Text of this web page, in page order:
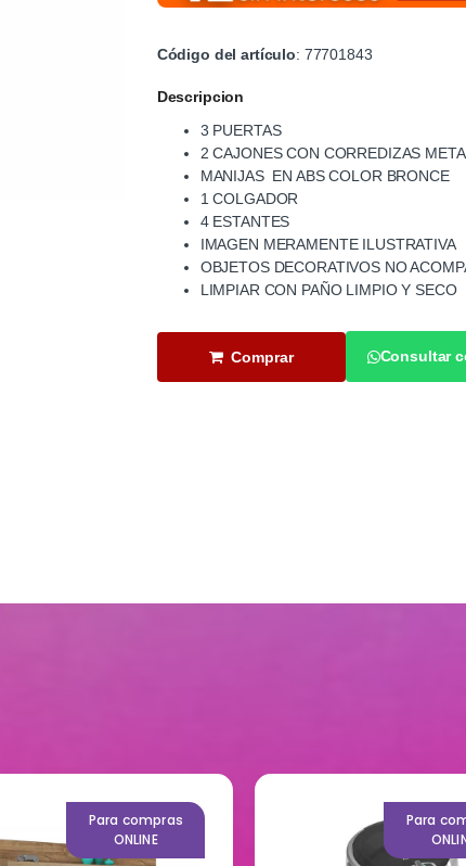
Código del artículo: 77701843
Descripcion
3 PUERTAS
2 CAJONES CON CORREDIZAS
MANIJAS EN ABS COLOR BRONCE
1 COLGADOR
4 ESTANTES
IMAGEN MERAMENTE ILUSTRATIVA
OBJETOS DECORATIVOS NO
LIMPIAR CON PAÑO LIMPIO Y SECO
Comprar Consultar
Para compras
ONLINE
Para